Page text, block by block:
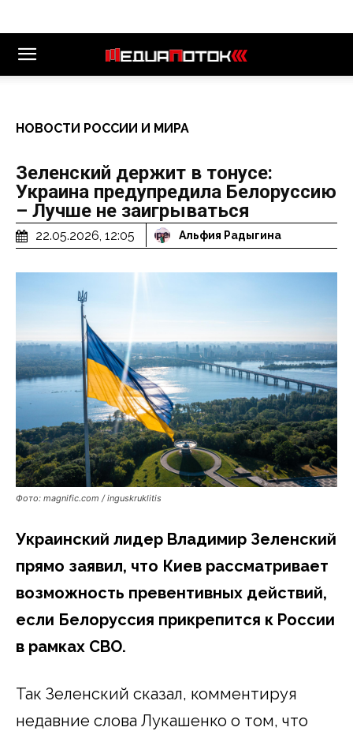
НОВОСТИ РОССИИ И МИРА
Зеленский держит в тонусе:
Украина предупредила Белоруссию
– Лучше не заигрываться
22.05.2026, 12:05 Альфия Радыгина
Фото: magnific.com / inguskruklitis
Украинский лидер Владимир Зеленский
прямо заявил, что Киев рассматривает
возможность превентивных действий,
если Белоруссия прикрепится к России
в рамках СВО.
Так Зеленский сказал, комментируя
недавние слова Лукашенко о том, что